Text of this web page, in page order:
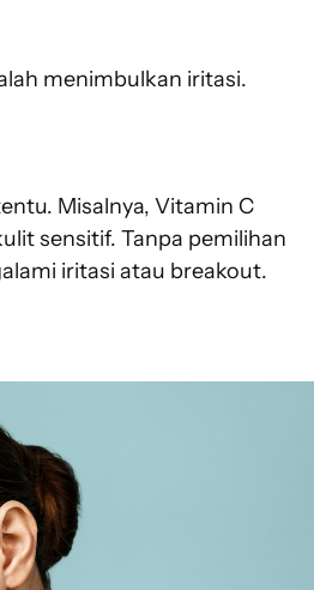
menimbulkan iritasi.
Misalnya, Vitamin C
sensitif. Tanpa pemilihan
iritasi atau breakout.